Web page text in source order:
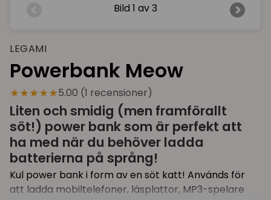
Bild 1 av 3
LEGAMI
Powerbank Meow
★★★★★5.00 (1 recensioner)
Liten och smidig (men framförallt
söt!) power bank som är perfekt att
ha med när du behöver ladda
batterierna på språng!
Kul power bank i form av en söt katt! Används för
att ladda mobiltelefoner, läsplattor, MP3-spelare